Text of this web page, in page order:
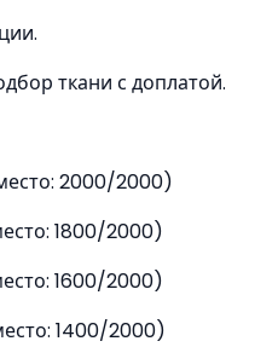
ткани с доплатой.
2000/2000)
1800/2000)
1600/2000)
1400/2000)